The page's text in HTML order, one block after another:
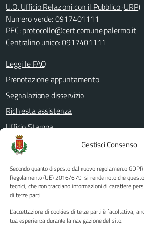
Gestisci Consenso
Secondo quanto disposto dal nuovo regolamento
Regolamento (UE) 2016/679, si rende noto che
tecnici, che non tracciano informazioni di carattere
di terze parti.
L'accettazione di cookies di terze parti è facoltativa,
tua esperienza durante la navigazione del sito.
U.O. Ufficio Relazioni con il Pubblico (URP)
Numero verde: 0917401111
PEC: protocollo@cert.comune.palermo.it
Centralino unico: 0917401111
Leggi le FAQ
Prenotazione appuntamento
Segnalazione disservizio
Richiesta assistenza
Ufficio Stampa
Amministrazione Trasparente
Albo pretorio
Informativa privacy
Note legali
Piano di miglioramento del sito